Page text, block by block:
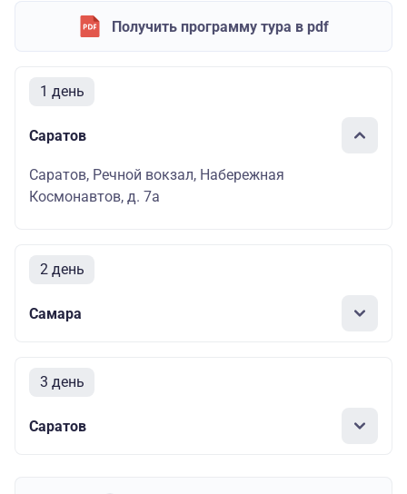
Получить программу тура в pdf
1 день
Саратов
Саратов, Речной вокзал, Набережная
Космонавтов, д. 7а
2 день
Самара
3 день
Саратов